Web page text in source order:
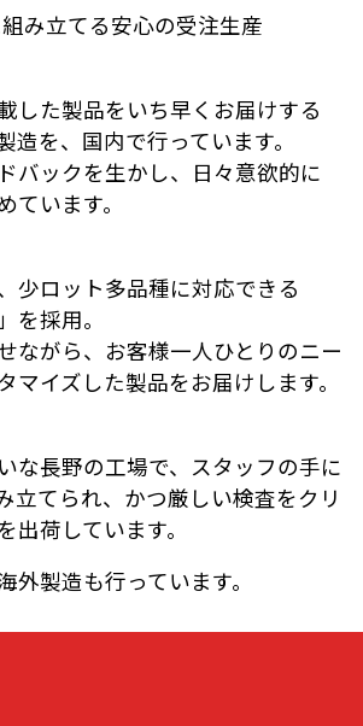
み立てる安心の受注生産
した製品をいち早くお届けする
造を、国内で行っています。
バックを生かし、日々意欲的に
ています。
少ロット多品種に対応できる
を採用。
ながら、お客様一人ひとりのニー
マイズした製品をお届けします。
な長野の工場で、スタッフの手に
立てられ、かつ厳しい検査をクリ
出荷しています。
製造も行っています。